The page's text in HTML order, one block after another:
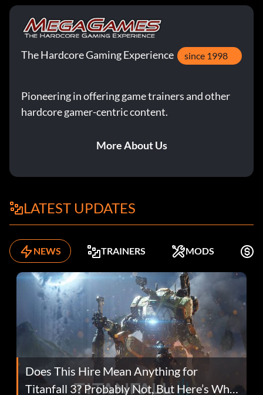
The Hardcore Gaming Experience since 1998
Pioneering in offering game trainers and other
hardcore gamer-centric content.
More About Us
LATEST UPDATES
NEWS TRAINERS MODS
Does This Hire Mean Anything for
Titanfall 3? Probably Not, But Here’s Why